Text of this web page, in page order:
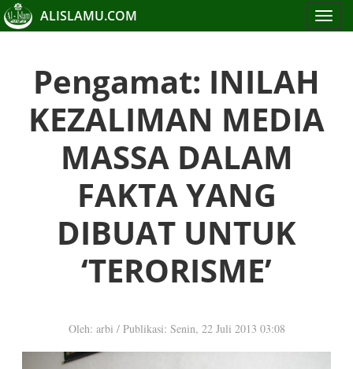
Toggle
ALISLAMU.COM
Pengamat: INILAH
KEZALIMAN MEDIA
MASSA DALAM
FAKTA YANG
DIBUAT UNTUK
‘TERORISME’
Oleh: arbi / Publikasi: Senin, 22 Juli 2013 03:08